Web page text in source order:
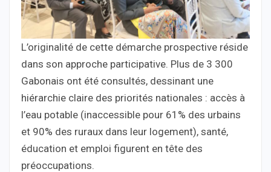
L’originalité de cette démarche prospective réside
dans son approche participative. Plus de 3 300
Gabonais ont été consultés, dessinant une
hiérarchie claire des priorités nationales : accès à
l’eau potable (inaccessible pour 61% des urbains
et 90% des ruraux dans leur logement), santé,
éducation et emploi figurent en tête des
préoccupations.